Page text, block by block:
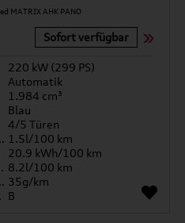
Sofort verfügbar
220 kW (299 PS)
Automatik
1.984 cm³
Blau
4/5 Türen
kombiniert 1.5l/100 km
20.9 kWh/100 km
8.2l/100 km
35g/km
B